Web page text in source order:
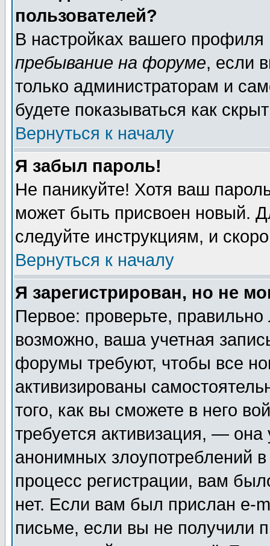
пользователей?
В настройках вашего
пребывание на форуме, если
только администраторам и
будете показываться как
Вернуться к началу
Я забыл пароль!
Не паникуйте! Хотя ваш
может быть присвоен новый.
следуйте инструкциям, и
Вернуться к началу
Я зарегистрирован, но не
Первое: проверьте,
возможно, ваша учетная
форумы требуют, чтобы все
активизированы
того, как вы сможете в него
требуется активизация, —
анонимных злоупотреблений
процесс регистрации, вам
нет. Если вам был прислан e-
письме, если вы не получили